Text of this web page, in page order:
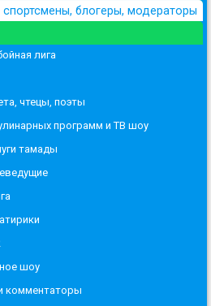
блогеры, модераторы
лига
чтецы, поэты
программ и ТВ шоу
тамады
шоу
комментаторы